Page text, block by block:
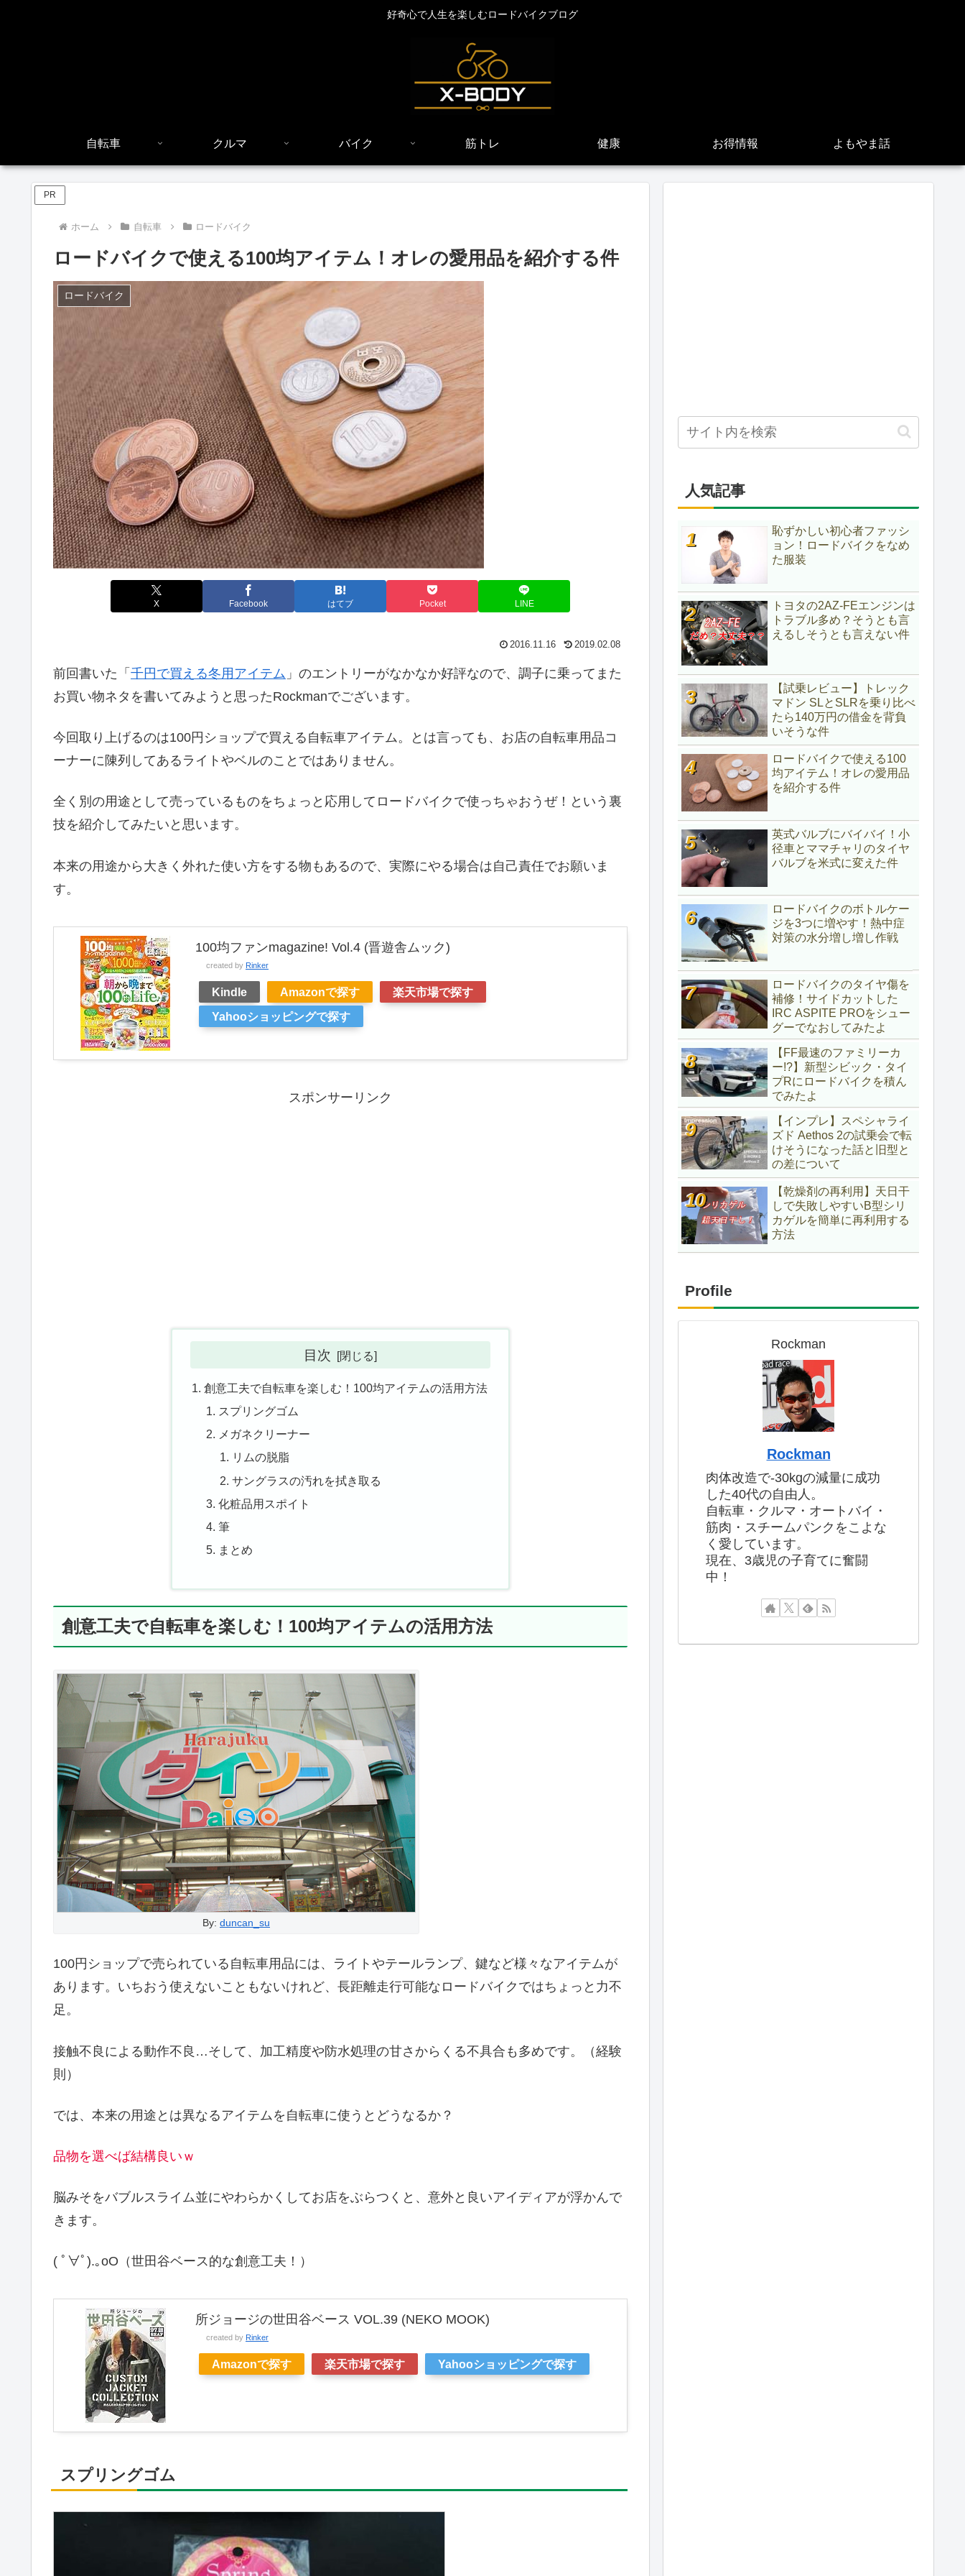
好奇心で人生を楽しむロードバイクブログ
自転車 クルマ バイク 筋トレ 健康 お得情報 よもやま話
PR
ホーム 自転車 ロードバイク
ロードバイクで使える100均アイテム！オレの愛用品を紹介する件
ロードバイク
X Facebook はてブ Pocket LINE
2016.11.16 2019.02.08
前回書いた「 千円で買える冬用アイテム 」のエントリーがなかなか好評なので、調子に乗ってまた
お買い物ネタを書いてみようと思ったRockmanでございます。
今回取り上げるのは100円ショップで買える自転車アイテム。とは言っても、お店の自転車用品コ
ーナーに陳列してあるライトやベルのことではありません。
全く別の用途として売っているものをちょっと応用してロードバイクで使っちゃおうぜ！という裏
技を紹介してみたいと思います。
本来の用途から大きく外れた使い方をする物もあるので、実際にやる場合は自己責任でお願いま
す。
100均ファンmagazine! Vol.4 (晋遊舎ムック)
created by Rinker
Kindle Amazonで探す
楽天市場で探す
Yahooショッピングで探す
スポンサーリンク
目次
創意工夫で自転車を楽しむ！100均アイテムの活用方法
スプリングゴム
メガネクリーナー
リムの脱脂
サングラスの汚れを拭き取る
化粧品用スポイト
筆
まとめ
創意工夫で自転車を楽しむ！100均アイテムの活用方法
By: duncan_su
100円ショップで売られている自転車用品には、ライトやテールランプ、鍵など様々なアイテムが
あります。いちおう使えないこともないけれど、長距離走行可能なロードバイクではちょっと力不
足。
接触不良による動作不良…そして、加工精度や防水処理の甘さからくる不具合も多めです。（経験
則）
では、本来の用途とは異なるアイテムを自転車に使うとどうなるか？
品物を選べば結構良いｗ
脳みそをバブルスライム並にやわらかくしてお店をぶらつくと、意外と良いアイディアが浮かんで
きます。
( ﾟ∀ﾟ).｡oO（世田谷ベース的な創意工夫！）
所ジョージの世田谷ベース VOL.39 (NEKO MOOK)
created by Rinker
Amazonで探す 楽天市場で探す Yahooショッピングで探す
スプリングゴム
人気記事
恥ずかしい初心者ファッシ
ョン！ロードバイクをなめ
た服装
トヨタの2AZ-FEエンジンは
トラブル多め？そうとも言
えるしそうとも言えない件
【試乗レビュー】トレック
マドン SLとSLRを乗り比べ
たら140万円の借金を背負
いそうな件
ロードバイクで使える100
均アイテム！オレの愛用品
を紹介する件
英式バルブにバイバイ！小
径車とママチャリのタイヤ
バルブを米式に変えた件
ロードバイクのボトルケー
ジを3つに増やす！熱中症
対策の水分増し増し作戦
ロードバイクのタイヤ傷を
補修！サイドカットした
IRC ASPITE PROをシュー
グーでなおしてみたよ
【FF最速のファミリーカ
ー!?】新型シビック・タイ
プRにロードバイクを積ん
でみたよ
【インプレ】スペシャライ
ズド Aethos 2の試乗会で転
けそうになった話と旧型と
の差について
【乾燥剤の再利用】天日干
しで失敗しやすいB型シリ
カゲルを簡単に再利用する
方法
Profile
Rockman
Rockman
肉体改造で-30kgの減量に成功
した40代の自由人。
自転車・クルマ・オートバイ・
筋肉・スチームパンクをこよな
く愛しています。
現在、3歳児の子育てに奮闘
中！